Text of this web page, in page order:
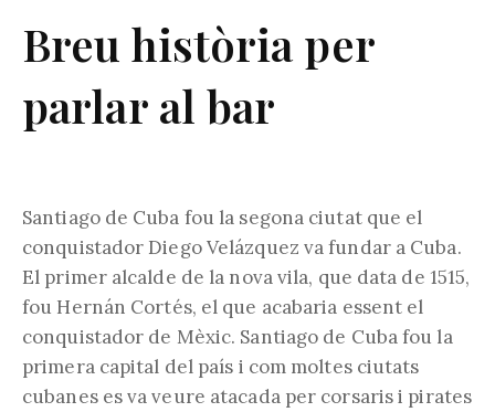
Breu història per
parlar al bar
Santiago de Cuba fou la segona ciutat que el
conquistador Diego Velázquez va fundar a Cuba.
El primer alcalde de la nova vila, que data de 1515,
fou Hernán Cortés, el que acabaria essent el
conquistador de Mèxic. Santiago de Cuba fou la
primera capital del país i com moltes ciutats
cubanes es va veure atacada per corsaris i pirates